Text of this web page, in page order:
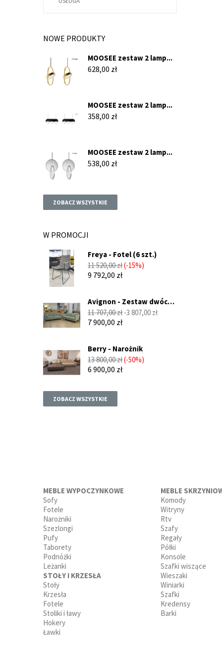
NOWE PRODUKTY
MOOSEE zestaw 2 lamp...
Cena
628,00 zł
MOOSEE zestaw 2 lamp...
Cena
358,00 zł
MOOSEE zestaw 2 lamp...
Cena
538,00 zł
ZOBACZ WSZYSTKIE
W PROMOCJI
Freya - Fotel (6 szt.)
Cena
podstawowa
11 520,00 zł -15%
9 792,00 zł
Avignon - Zestaw dwóch
sof...
Cena
podstawowa
11 707,00 zł -3 807,00 złCena
7 900,00 zł
Berry - Narożnik
Cena
podstawowa
13 800,00 zł -50%
6 900,00 zł
ZOBACZ WSZYSTKIE
MEBLE WYPOCZYNKOWE
Sofy
Fotele
Narożniki
Szezlongi
Pufy
Taborety
Podnóżki
Leżanki
STOŁY I KRZESŁA
Stoły
Krzesła
Fotele
Stoliki i ławy
Hokery
Ławki
MEBLE
Komody
Witryny
Rtv
Szafy
Regały
Półki
Konsole
Szafki wiszące
Wieszaki
Winiarki
Szafki
Kredensy
Barki